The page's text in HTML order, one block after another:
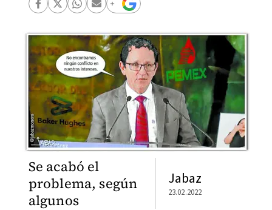
Se acabó el
problema, según
algunos
Jabaz
23.02.2022